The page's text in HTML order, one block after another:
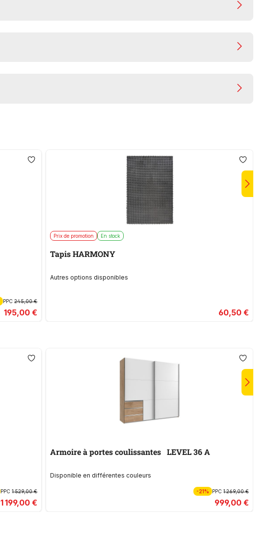
PPC245,00 €
195,00 €
Prix de promotion En stock
Tapis HARMONY
Autres options disponibles
60,50 €
PPC1 529,00 €
1 199,00 €
Armoire à portes coulissantes LEVEL 36 A
Disponible en différentes couleurs
-21% PPC 1 269,00 €
999,00 €